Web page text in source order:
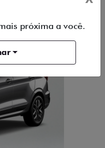
próxima a você.